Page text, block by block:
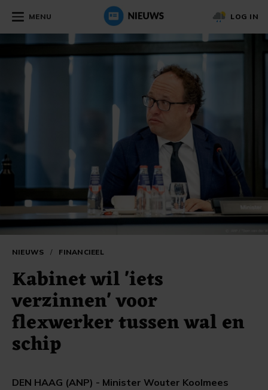
MENU LOG IN
NIEUWS / FINANCIEEL
Kabinet wil 'iets
verzinnen' voor
flexwerker tussen wal en
schip
DEN HAAG (ANP) - Minister Wouter Koolmees